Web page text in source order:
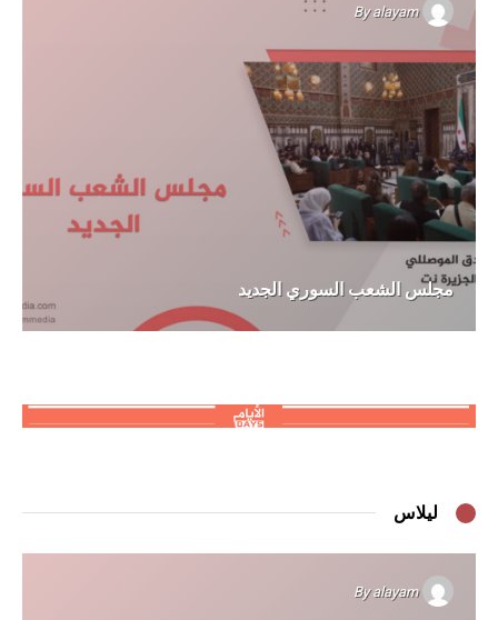
Byalayam
مجلس الشعب السوري الجديد
ليلاس
Byalayam